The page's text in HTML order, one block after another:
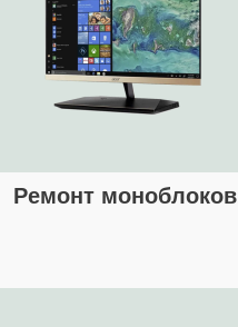
Ремонт моноблоков